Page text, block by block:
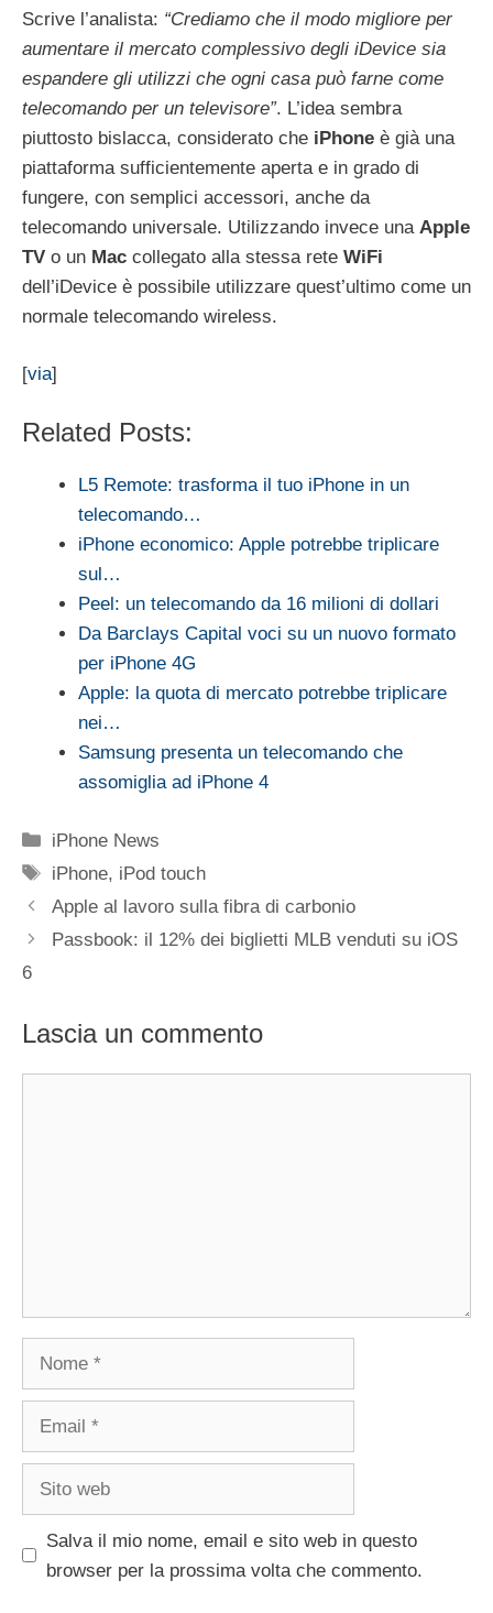
Scrive l’analista: “Crediamo che il modo migliore per
aumentare il mercato complessivo degli iDevice sia
espandere gli utilizzi che ogni casa può farne come
telecomando per un televisore”. L’idea sembra
piuttosto bislacca, considerato che iPhone è già una
piattaforma sufficientemente aperta e in grado di
fungere, con semplici accessori, anche da
telecomando universale. Utilizzando invece una Apple
TV o un Mac collegato alla stessa rete WiFi
dell’iDevice è possibile utilizzare quest’ultimo come un
normale telecomando wireless.
[via]
Related Posts:
L5 Remote: trasforma il tuo iPhone in un
telecomando…
iPhone economico: Apple potrebbe triplicare
sul…
Peel: un telecomando da 16 milioni di dollari
Da Barclays Capital voci su un nuovo formato
per iPhone 4G
Apple: la quota di mercato potrebbe triplicare
nei…
Samsung presenta un telecomando che
assomiglia ad iPhone 4
Categorie
iPhone News
Tag
iPhone, iPod touch
Apple al lavoro sulla fibra di carbonio
Passbook: il 12% dei biglietti MLB venduti su iOS
6
Lascia un commento
Salva il mio nome, email e sito web in questo
browser per la prossima volta che commento.